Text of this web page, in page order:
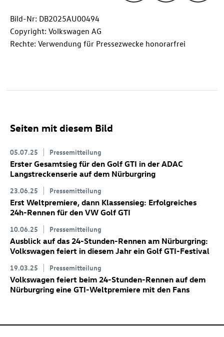
Bild-Nr: DB2025AU00494
Copyright: Volkswagen AG
Rechte: Verwendung für Pressezwecke honorarfrei
Seiten mit diesem Bild
05.07.25 Pressemitteilung
Erster Gesamtsieg für den Golf GTI in der ADAC
Langstreckenserie auf dem Nürburgring
23.06.25 Pressemitteilung
Erst Weltpremiere, dann Klassensieg: Erfolgreiches
24h-Rennen für den VW Golf GTI
10.06.25 Pressemitteilung
Ausblick auf das 24-Stunden-Rennen am Nürburgring:
Volkswagen feiert in diesem Jahr ein Golf GTI-Festival
19.03.25 Pressemitteilung
Volkswagen feiert beim 24-Stunden-Rennen auf dem
Nürburgring eine GTI-Weltpremiere mit den Fans